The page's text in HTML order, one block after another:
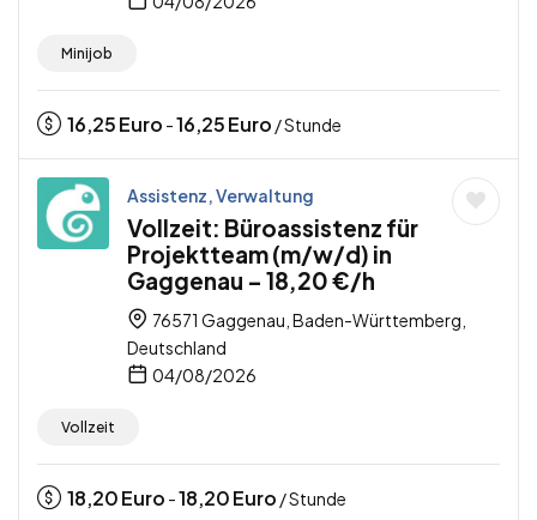
Minijob
16,25Euro -16,25Euro / Stunde
Assistenz, Verwaltung
Vollzeit: Büroassistenz für
Projektteam (m/w/d) in
Gaggenau – 18,20 €/h
76571 Gaggenau, Baden-Württemberg,
Deutschland
04/08/2026
Vollzeit
18,20Euro -18,20Euro / Stunde